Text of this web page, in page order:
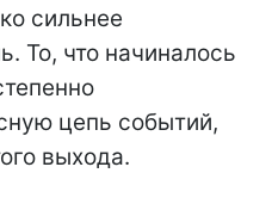
сильнее
То, что начиналось
цепь событий,
выхода.